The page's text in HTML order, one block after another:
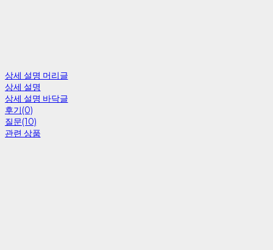
상세 설명 머리글
상세 설명
상세 설명 바닥글
후기(0)
질문(10)
관련 상품